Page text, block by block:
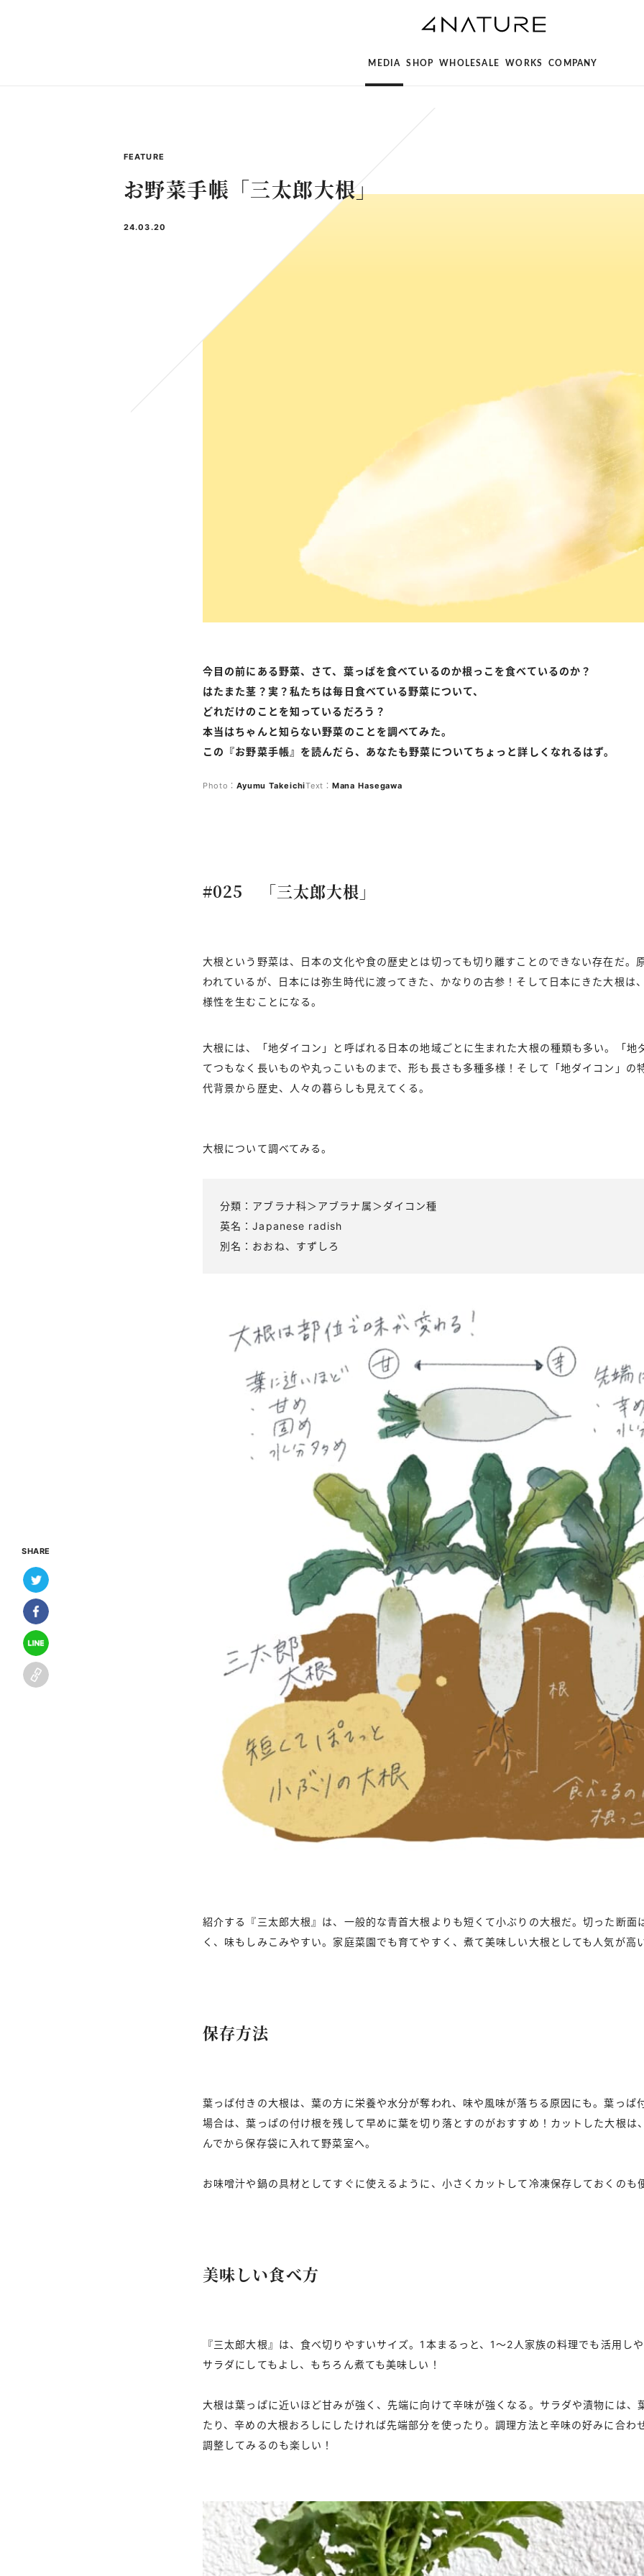
MEDIA SHOP WHOLESALE WORKS COMPANY
お野菜手帳「三太郎大根」
FEATURE
24.03.20
今目の前にある野菜、さて、葉っぱを食べているのか根っこを食べているのか？
はたまた茎？実？私たちは毎日食べている野菜について、
どれだけのことを知っているだろう？
本当はちゃんと知らない野菜のことを調べてみた。
この『お野菜手帳』を読んだら、あなたも野菜についてちょっと詳しくなれるはず。
Photo： Ayumu TakeichiText： Mana Hasegawa
#025 「三太郎大根」
大根という野菜は、日本の文化や食の歴史とは切っても切り離すことのできない存在だ。
われているが、日本には弥生時代に渡ってきた、かなりの古参！そして日本にきた大根は
様性を生むことになる。
大根には、「地ダイコン」と呼ばれる日本の地域ごとに生まれた大根の種類も多い。「地
てつもなく長いものや丸っこいものまで、形も長さも多種多様！そして「地ダイコン」の
代背景から歴史、人々の暮らしも見えてくる。
大根について調べてみる。
分類：アブラナ科＞アブラナ属＞ダイコン種
英名：Japanese radish
別名：おおね、すずしろ
紹介する『三太郎大根』は、一般的な青首大根よりも短くて小ぶりの大根だ。切った断面
く、味もしみこみやすい。家庭菜園でも育てやすく、煮て美味しい大根としても人気が高
保存方法
葉っぱ付きの大根は、葉の方に栄養や水分が奪われ、味や風味が落ちる原因にも。葉っぱ
場合は、葉っぱの付け根を残して早めに葉を切り落とすのがおすすめ！カットした大根は
んでから保存袋に入れて野菜室へ。
お味噌汁や鍋の具材としてすぐに使えるように、小さくカットして冷凍保存しておくのも
美味しい食べ方
『三太郎大根』は、食べ切りやすいサイズ。1本まるっと、1〜2人家族の料理でも活用し
サラダにしてもよし、もちろん煮ても美味しい！
大根は葉っぱに近いほど甘みが強く、先端に向けて辛味が強くなる。サラダや漬物には、
たり、辛めの大根おろしにしたければ先端部分を使ったり。調理方法と辛味の好みに合わ
調整してみるのも楽しい！
SHARE